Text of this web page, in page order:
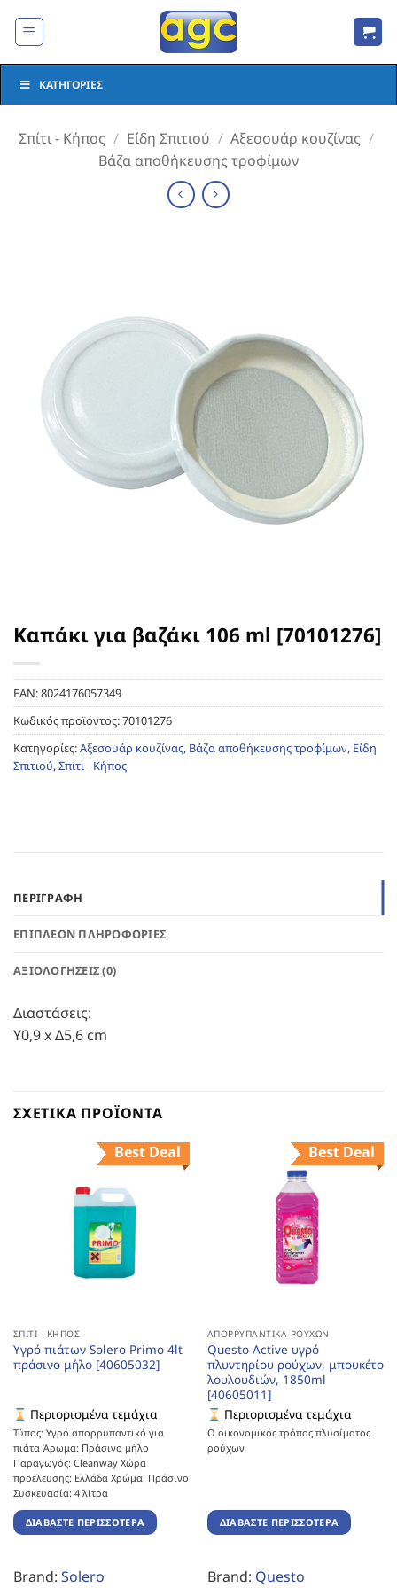
στο
ΚΑΤΗΓΟΡΊΕΣ
Σπίτι - Κήπος / Είδη Σπιτιού / Αξεσουάρ κουζίνας /
Βάζα αποθήκευσης τροφίμων
Καπάκι για βαζάκι 106 ml [70101276]
EAN:8024176057349
Κωδικός προϊόντος:70101276
Κατηγορίες:Αξεσουάρ κουζίνας, Βάζα αποθήκευσης τροφίμων, Είδη
Σπιτιού,Σπίτι - Κήπος
ΠΕΡΙΓΡΑΦΉ
ΕΠΙΠΛΈΟΝ ΠΛΗΡΟΦΟΡΊΕΣ
ΑΞΙΟΛΟΓΉΣΕΙΣ (0)
Διαστάσεις:
Υ0,9 x Δ5,6 cm
ΣΧΕΤΙΚΆ ΠΡΟΪΌΝΤΑ
Best Deal
ΣΠΊΤΙ - ΚΉΠΟΣ
Υγρό πιάτων Solero Primo 4lt
πράσινο μήλο [40605032]
Περιορισμένα τεμάχια
Τύπος: Υγρό απορρυπαντικό για
πιάτα Άρωμα: Πράσινο μήλο
Παραγωγός: Cleanway Χώρα
προέλευσης: Ελλάδα Χρώμα: Πράσινο
Συσκευασία: 4 λίτρα
ΔΙΑΒΆΣΤΕ ΠΕΡΙΣΣΌΤΕΡΑ
Brand: Solero
Best Deal
ΑΠΟΡΡΥΠΑΝΤΙΚΆ ΡΟΎΧΩΝ
Questo Active υγρό
πλυντηρίου ρούχων, μπουκέτο
λουλουδιών, 1850ml
[40605011]
Περιορισμένα τεμάχια
Ο οικονομικός τρόπος πλυσίματος
ρούχων
ΔΙΑΒΆΣΤΕ ΠΕΡΙΣΣΌΤΕΡΑ
Brand: Questo